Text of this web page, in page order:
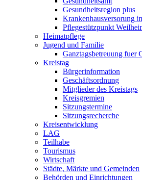
Gesundheitsregion plus
Krankenhausversorung
Pflegestützpunkt
Heimatpflege
Jugend und Familie
Ganztagsbetreuung fuer
Kreistag
Bürgerinformation
Geschäftsordnung
Mitglieder des Kreistags
Kreisgremien
Sitzungstermine
Sitzungsrecherche
Kreisentwicklung
LAG
Teilhabe
Tourismus
Wirtschaft
Städte, Märkte und Gemeinden
Behörden und Einrichtungen